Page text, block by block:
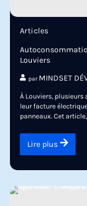
Articles
Louviers
par MINDSET
À Louviers,
leur facture
panneaux. Cet
Lire plus